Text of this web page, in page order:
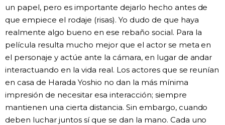
un papel, pero es importante dejarlo hecho antes de
que empiece el rodaje (risas). Yo dudo de que haya
realmente algo bueno en ese rebaño social. Para la
película resulta mucho mejor que el actor se meta en
el personaje y actúe ante la cámara, en lugar de andar
interactuando en la vida real. Los actores que se reunían
en casa de Harada Yoshio no dan la más mínima
impresión de necesitar esa interacción; siempre
mantienen una cierta distancia. Sin embargo, cuando
deben luchar juntos sí que se dan la mano. Cada uno